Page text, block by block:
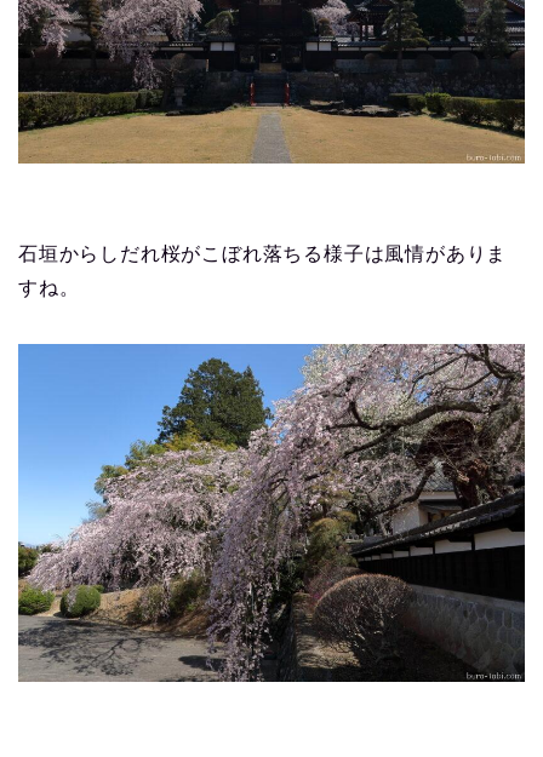
石垣からしだれ桜がこぼれ落ちる様子は風情がありま
すね。